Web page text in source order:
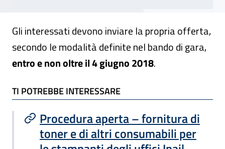
Gli interessati devono inviare la propria offerta,
secondo le modalità definite nel bando di gara,
entro e non oltre il 4 giugno 2018.
TI POTREBBE INTERESSARE
TI POTREBBE INTERESSARE
Procedura aperta – fornitura di
toner e di altri consumabili per